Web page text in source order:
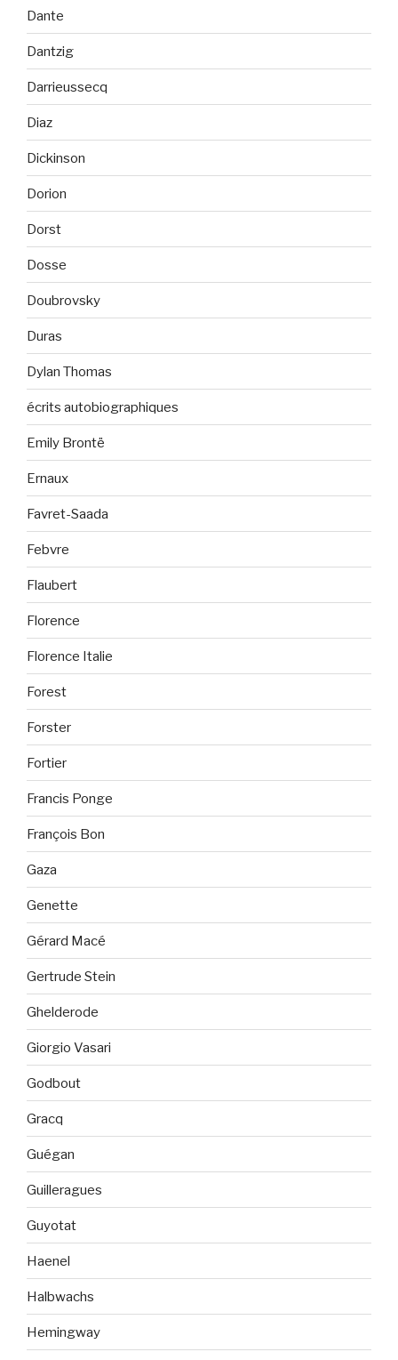
Dante
Dantzig
Darrieussecq
Diaz
Dickinson
Dorion
Dorst
Dosse
Doubrovsky
Duras
Dylan Thomas
écrits autobiographiques
Emily Brontë
Ernaux
Favret-Saada
Febvre
Flaubert
Florence
Florence Italie
Forest
Forster
Fortier
Francis Ponge
François Bon
Gaza
Genette
Gérard Macé
Gertrude Stein
Ghelderode
Giorgio Vasari
Godbout
Gracq
Guégan
Guilleragues
Guyotat
Haenel
Halbwachs
Hemingway